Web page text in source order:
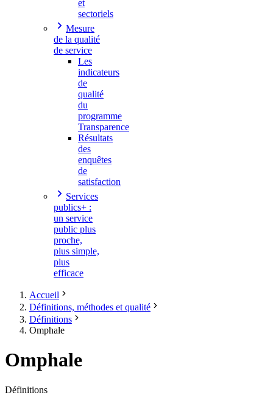
et
sectoriels
Mesure
de la qualité
de service
Les
indicateurs
de
qualité
du
programme
Transparence
Résultats
des
enquêtes
de
satisfaction
Services
publics+ :
un service
public plus
proche,
plus simple,
plus
efficace
Accueil
Définitions, méthodes et qualité
Définitions
Omphale
Omphale
Définitions